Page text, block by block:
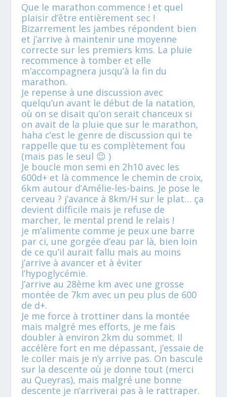
Que le marathon commence ! et quel
plaisir d’être entièrement sec !
Bizarrement les jambes répondent bien
et j’arrive à maintenir une moyenne
correcte sur les premiers kms. La pluie
recommence à tomber et elle
m’accompagnera jusqu’à la fin du
marathon.
Je repense à une discussion avec
quelqu’un avant le début de la natation,
où on se disait qu’on serait chanceux si
on avait de la pluie que sur le marathon,
haha c’est le genre de discussion qui te
rappelle que tu es complètement fou
(mais pas le seul 😉 )
Je boucle mon semi en 2h10 avec les
600d+ et là commence le chemin de croix,
6km autour d’Amélie-les-bains. Je pose le
cerveau ? j’avance à 8km/H sur le plat… ça
devient difficile mais je refuse de
marcher, le mental prend le relais !
je m’alimente comme je peux une barre
par ci, une gorgée d’eau par là, bien loin
de ce qu’il aurait fallu mais au moins
j’arrive à avancer et à éviter
l’hypoglycémie.
J’arrive au 28ème km avec une grosse
montée de 7km avec un peu plus de 600
de d+.
Je me force à trottiner dans la montée
mais malgré mes efforts, je me fais
doubler à environ 2km du sommet. Il
accélère fort en me dépassant, j’essaie de
le coller mais je n’y arrive pas. On bascule
sur la descente où je donne tout (merci
au Queyras), mais malgré une bonne
descente je n’arriverai pas à le rattraper.